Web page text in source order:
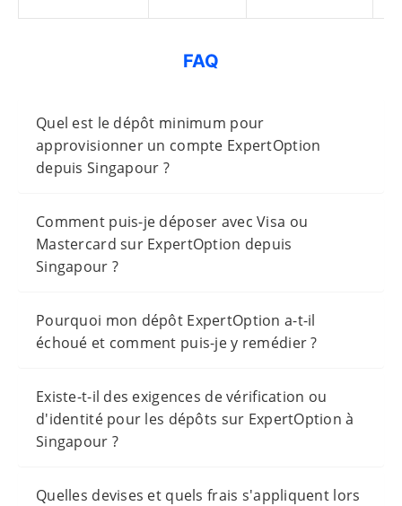
FAQ
Quel est le dépôt minimum pour
approvisionner un compte ExpertOption
depuis Singapour ?
Comment puis-je déposer avec Visa ou
Mastercard sur ExpertOption depuis
Singapour ?
Pourquoi mon dépôt ExpertOption a-t-il
échoué et comment puis-je y remédier ?
Existe-t-il des exigences de vérification ou
d'identité pour les dépôts sur ExpertOption à
Singapour ?
Quelles devises et quels frais s'appliquent lors